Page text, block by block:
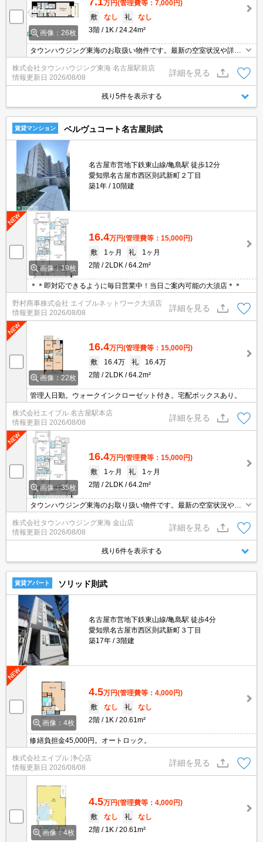
画像：26枚
万円(管理費等：7,000円)
敷
なし 礼
なし
3階
1K 24.24m²
タウンハウジング東海のお取扱い物件です。最新の空室状況や詳細
株式会社タウンハウジング東海 名古屋駅前店
情報更新日 2026/08/08
詳細を見る
残り5件を表示する
賃貸マンション ベルヴュコート名古屋則武
名古屋市営地下鉄東山線/亀島駅 徒歩12分
愛知県名古屋市西区則武新町２丁目
築1年
10階建
画像：19枚
16.4万円(管理費等：15,000円)
敷
1ヶ月 礼
1ヶ月
2階
2LDK 64.2m²
＊＊即対応できるように毎日営業中！当日ご案内可能の大須店＊＊
野村商事株式会社 エイブルネットワーク大須店
情報更新日 2026/08/08
詳細を見る
画像：22枚
16.4万円(管理費等：15,000円)
敷
16.4万 礼
16.4万
2階
2LDK 64.2m²
管理人日勤。ウォークインクローゼット付き。宅配ボックスあり。
株式会社エイブル 名古屋駅本店
情報更新日 2026/08/08
詳細を見る
画像：35枚
16.4万円(管理費等：15,000円)
敷
1ヶ月 礼
1ヶ月
2階
2LDK 64.2m²
タウンハウジング東海のお取り扱い物件です。最新の空室状況やの
株式会社タウンハウジング東海 金山店
情報更新日 2026/08/08
詳細を見る
残り6件を表示する
賃貸アパート ソリッド則武
名古屋市営地下鉄東山線/亀島駅 徒歩4分
愛知県名古屋市西区則武新町３丁目
築17年
3階建
画像：4枚
4.5万円(管理費等：4,000円)
敷
なし 礼
なし
2階
1K 20.61m²
修繕負担金45,000円。オートロック。
株式会社エイブル 浄心店
情報更新日 2026/08/08
詳細を見る
画像：4枚
4.5万円(管理費等：4,000円)
敷
なし 礼
なし
2階
1K 20.61m²